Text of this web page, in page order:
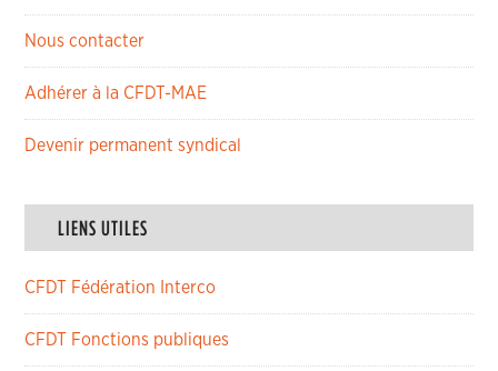
Nous contacter
Adhérer à la CFDT-MAE
Devenir permanent syndical
LIENS UTILES
CFDT Fédération Interco
CFDT Fonctions publiques